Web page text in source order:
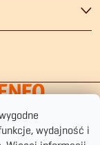
wydajność i